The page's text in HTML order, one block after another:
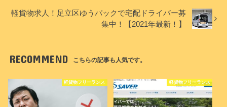
軽貨物求人！足立区ゆうパックで宅配ドライバー募
集中！【2021年最新！】
RECOMMEND こちらの記事も人気です。
軽貨物フリーランス 軽貨物フリーランス